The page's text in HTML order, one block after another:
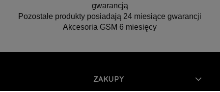
gwarancją
Pozostałe produkty posiadają 24 miesiące gwarancji
Akcesoria GSM 6 miesięcy
ZAKUPY